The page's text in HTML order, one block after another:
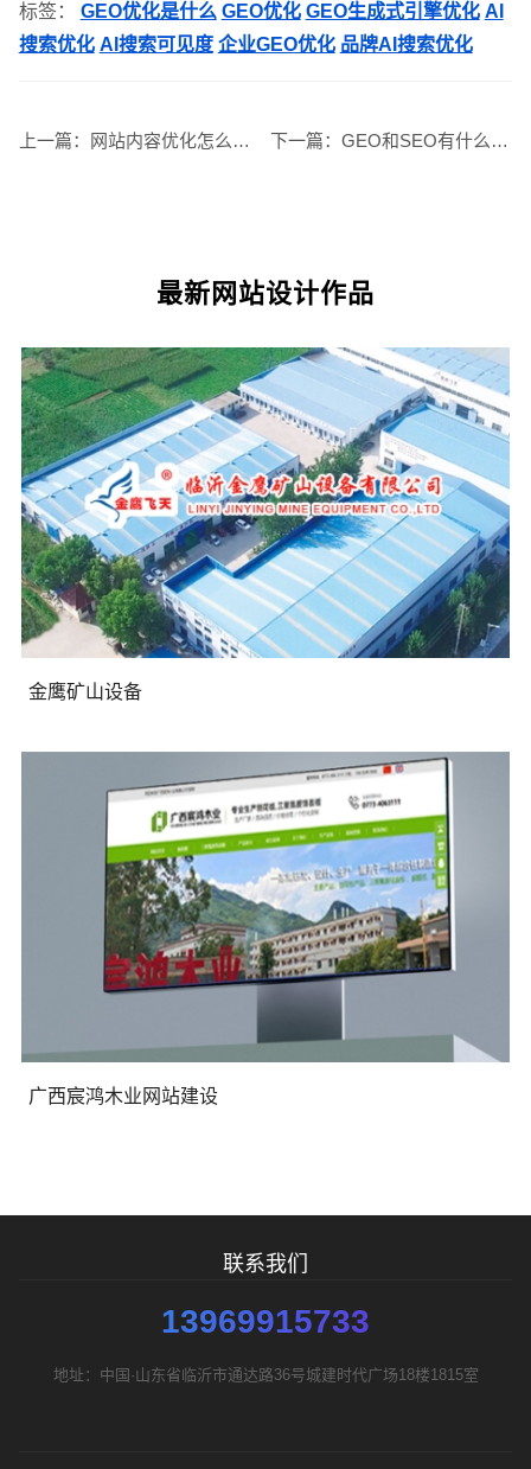
标签： GEO优化是什么 GEO优化 GEO生成式引擎优化 AI
搜索优化 AI搜索可见度 企业GEO优化 品牌AI搜索优化
上一篇： 网站内容优化怎么做？企业官网SEO与GEO优化方法 下一篇：GEO和SEO有什么区别？SEO优化与GEO生成式引擎优化对比
最新网站设计作品
金鹰矿山设备
广西宸鸿木业网站建设
联系我们
13969915733
地址：中国·山东省临沂市通达路36号城建时代广场18楼1815室